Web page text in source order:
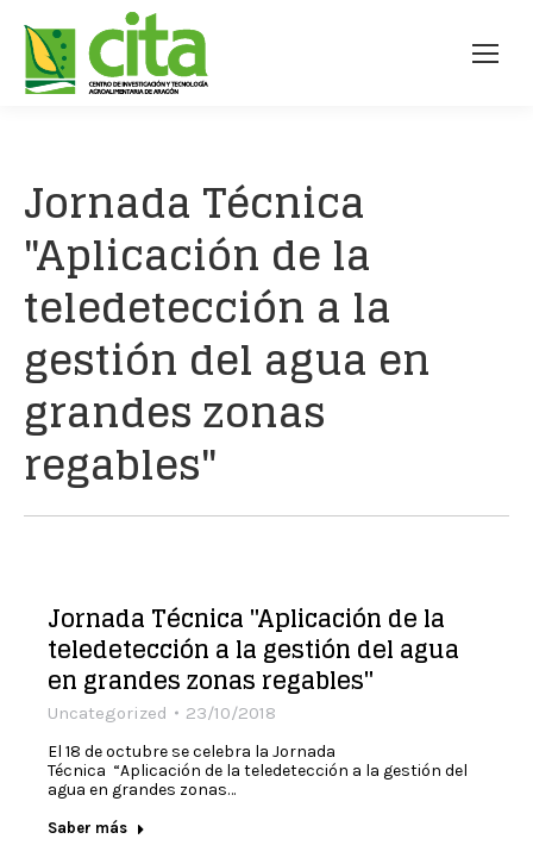
Jornada Técnica
"Aplicación de la
teledetección a la
gestión del agua en
grandes zonas
regables"
Jornada Técnica "Aplicación de la
teledetección a la gestión del agua
en grandes zonas regables"
Uncategorized 23/10/2018
El 18 de octubre se celebra la Jornada
Técnica “Aplicación de la teledetección a la gestión del
agua en grandes zonas…
Saber más